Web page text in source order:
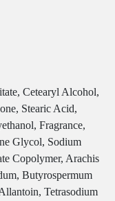
Cetearyl Alcohol,
Stearic Acid,
Fragrance,
Glycol, Sodium
Copolymer, Arachis
Butyrospermum
Tetrasodium